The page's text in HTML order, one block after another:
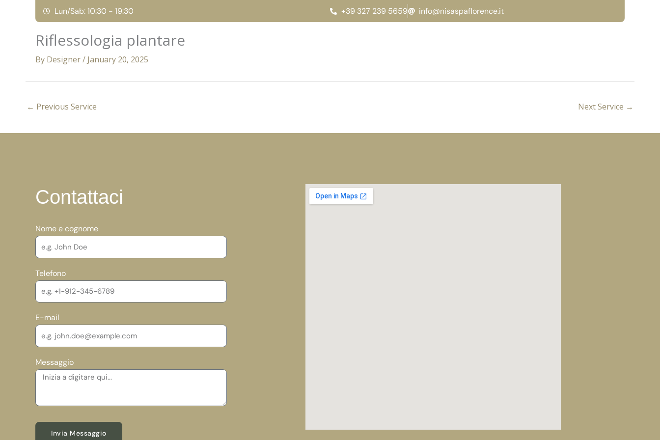
Lun/Sab: 10:30 - 19:30 +39 327 239 5659 info@nisaspaflorence.it
Riflessologia plantare
By Designer/ January 20, 2025
← Previous Service Next Service →
Contattaci
Nome e cognome
Telefono
E-mail
Messaggio
Invia Messaggio